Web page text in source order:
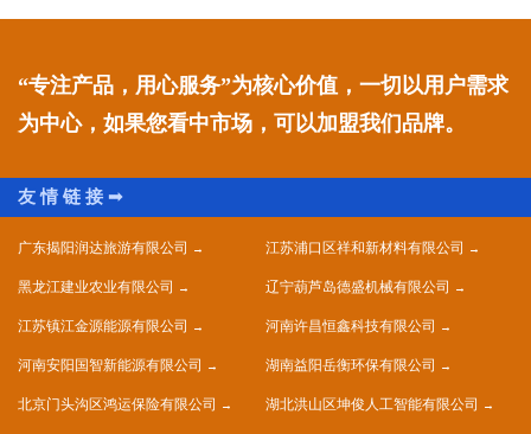
“专注产品，用心服务”为核心价值，一切以用户需求
为中心，如果您看中市场，可以加盟我们品牌。
广东揭阳润达旅游有限公司 江苏浦口区祥和新材料有限公司
黑龙江建业农业有限公司 辽宁葫芦岛德盛机械有限公司
江苏镇江金源能源有限公司 河南许昌恒鑫科技有限公司
河南安阳国智新能源有限公司 湖南益阳岳衡环保有限公司
北京门头沟区鸿运保险有限公司 湖北洪山区坤俊人工智能有限公司